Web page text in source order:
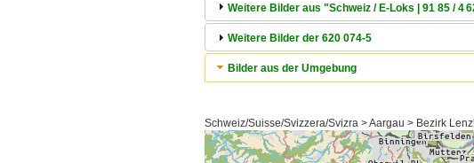
Weitere Bilder aus "Schweiz / E-Loks | 91 85 /
Weitere Bilder der 620 074-5
Bilder aus der Umgebung
Schweiz/Suisse/Svizzera/Svizra > Aargau > Bezirk